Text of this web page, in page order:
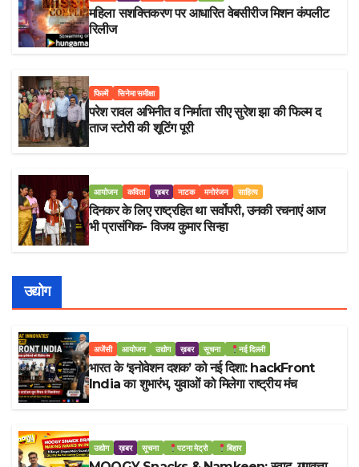
महिला सशक्तिकरण पर आधारित वेबसीरीज मिशन कंपलीट
रिलीज
फिल्में सिनेमा समीक्षा
परेश रावल अभिनीत व निर्माता सीए सुरेश झा की फिल्म द
ताज स्टोरी की शूटिंग पूरी
आयोजन कविता ख़बर नाटक मनोरंजन साहित्य
दिनकर के लिए राष्ट्रहित था सर्वोपरी, उनकी रचनाएं आज
भी प्रासंगिक- विजय कुमार सिन्हा
उद्योग
अजेंसी आयोजन उद्योग ख़बर सूचना नई दिल्ली
भारत के ‘इनोवेशन दशक’ को नई दिशा: hackFront
India का शुभारंभ, युवाओं को मिलेगा राष्ट्रीय मंच
उद्योग ख़बर सूचना पटना मेट्रो बिहार